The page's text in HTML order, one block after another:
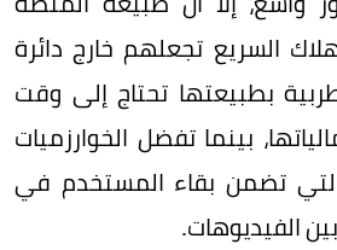
السريع تجعلهم خارج دائرة
بطبيعتها تحتاج إلى وقت
بينما تفضل الخوارزميات
تضمن بقاء المستخدم في
الفيديوهات.